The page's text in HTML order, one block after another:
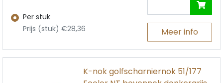
Per stuk
Prijs (stuk) €28,36
Meer info
K-nok golfscharniernok 51/177